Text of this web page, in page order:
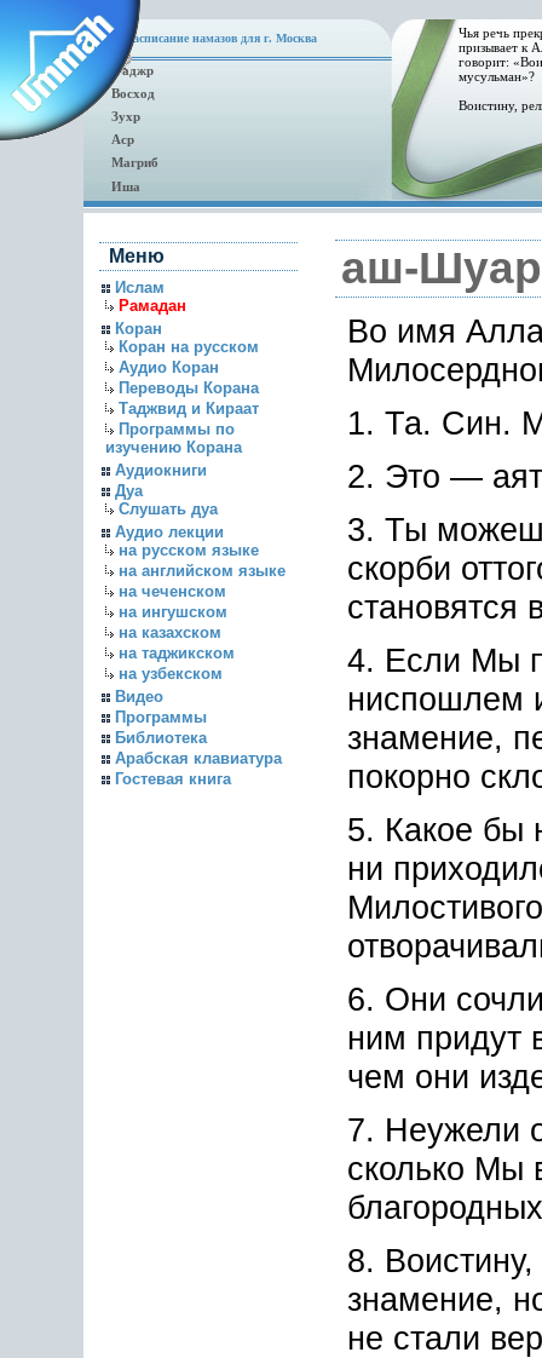
Расписание намазов для г. Москва
Фаджр
Восход
Зухр
Аср
Магриб
Иша
Чья речь
призывает к
говорит:
мусульман»?
Воистину,
Меню
Ислам
Рамадан
Коран
Коран на русском
Аудио Коран
Переводы Корана
Таджвид и Кираат
Программы по
изучению Корана
Аудиокниги
Дуа
Слушать дуа
Аудио лекции
на русском языке
на английском языке
на чеченском
на ингушском
на казахском
на таджикском
на узбекском
Видео
Программы
Библиотека
Арабская клавиатура
Гостевая книга
аш-
Во имя
1. Та. Син.
2. Это —
3. Ты
скорби
4. Если Мы
ниспошлем
знамение,
покорно
5. Какое бы
ни
6. Они
ним придут
чем они
7. Неужели
сколько Мы
8.
знамение,
не стали